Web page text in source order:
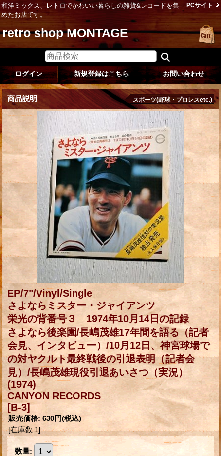
和洋ミックス、レトロでかわいい暮らしの雑貨&レコードを集
めたお店です。
PCサイト
retro shop MONTAGE
ログイン 新規登録はこちら お問い合わせ
商品説明 スポーツ(野球・プロレスetc.)
EP/7"/Vinyl/Single
さよならミスター・ジャイアンツ
栄光の背番号３ 1974年10月14日の記録
さよなら後楽園/長嶋茂雄17年間を語る（記者
会見、インタビュー）/10月12日、神宮球場で
の対ヤクルト最終戦後の引退表明（記者会
見）/長嶋茂雄現役引退あいさつ（実況）
(1974)
CANYON RECORDS
[B-3]
販売価格: 630円(税込)
[在庫数 1]
数量: